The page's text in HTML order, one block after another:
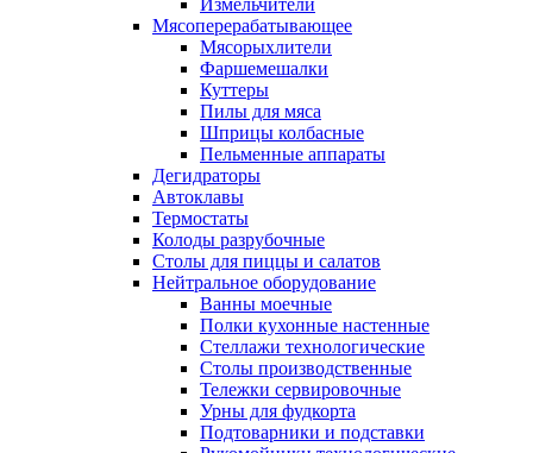
Измельчители
Мясоперерабатывающее
Мясорыхлители
Фаршемешалки
Куттеры
Пилы для мяса
Шприцы колбасные
Пельменные аппараты
Дегидраторы
Автоклавы
Термостаты
Колоды разрубочные
Столы для пиццы и салатов
Нейтральное оборудование
Ванны моечные
Полки кухонные настенные
Стеллажи технологические
Столы производственные
Тележки сервировочные
Урны для фудкорта
Подтоварники и подставки